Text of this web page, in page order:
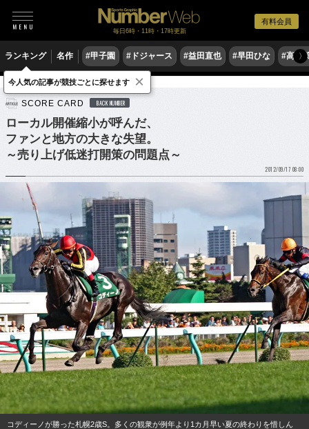
有料会員
毎日6時・11時・17時更新
ランキング 名作 #甲子園 #ドジャース #益田直也 #早田ひな #高木
〉
競馬
SCORE CARD BACK NUMBER
ローカル開催縮小が呼んだ、
ファンと地方の大きな失望。
～売り上げ低迷打開策の問題点～
2012/09/17 08:00
コディーノが勝った札幌2歳S。多くの観衆が例年より1カ月早い夏の終わりを惜しん
今人気の記事が競技ごとに探せます ×